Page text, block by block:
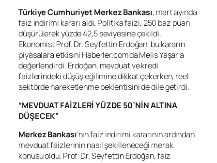
Türkiye Cumhuriyet Merkez Bankası, mart ayında
faiz indirimi kararı aldı. Politika faizi, 250 baz puan
düşürülerek yüzde 42,5 seviyesine çekildi.
Ekonomist Prof. Dr. Seyfettin Erdoğan, bu kararın
piyasalara etkisini Haberler.com’da Melis Yaşar’a
değerlendirdi. Erdoğan, mevduat ve kredi
faizlerindeki düşüş eğilimine dikkat çekerken, reel
sektörde hareketlenme beklentisini de dile getirdi.
“MEVDUAT FAİZLERİ YÜZDE 50’NİN ALTINA
DÜŞECEK”
Merkez Bankası‘nın faiz indirimi kararının ardından
mevduat faizlerinin nasıl şekilleneceği merak
konusu oldu. Prof. Dr. Seyfettin Erdoğan, faiz